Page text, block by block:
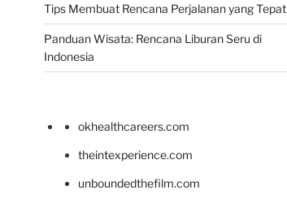
Tips Membuat Rencana Perjalanan yang Tepat
Panduan Wisata: Rencana Liburan Seru di
Indonesia
okhealthcareers.com
theintexperience.com
unboundedthefilm.com